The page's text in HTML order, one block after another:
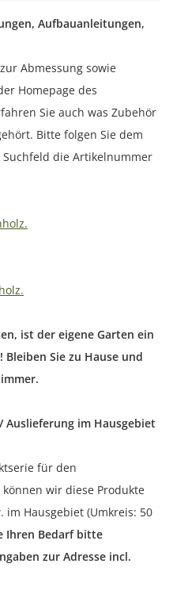
Aufbauanleitungen,
Abmessung sowie
Homepage des
Sie auch was Zubehör
Bitte folgen Sie dem
die Artikelnummer
ist der eigene Garten ein
Sie zu Hause und
Auslieferung im Hausgebiet
für den
wir diese Produkte
Hausgebiet (Umkreis: 50
Ihren Bedarf bitte
zur Adresse incl.